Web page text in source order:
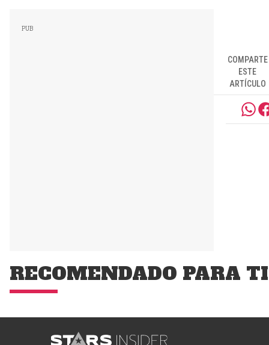
COMPARTE
ESTE
ARTÍCULO
RECOMENDADO PARA TI